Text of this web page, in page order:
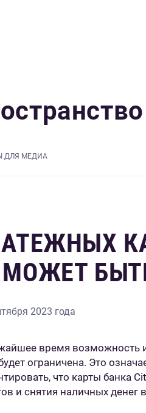
ДЛЯ МЕДИА
2023 года
время возможность
ограничена. Это
что карты банка
и снятия наличных денег